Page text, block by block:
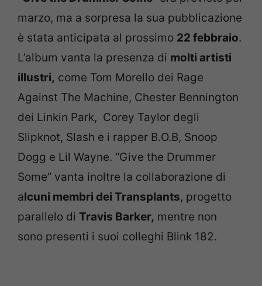
marzo, ma a sorpresa la sua pubblicazione
è stata anticipata al prossimo 22 febbraio.
L’album vanta la presenza di molti artisti
illustri, come Tom Morello dei Rage
Against The Machine, Chester Bennington
dei Linkin Park, Corey Taylor degli
Slipknot, Slash e i rapper B.O.B, Snoop
Dogg e Lil Wayne. “Give the Drummer
Some” vanta inoltre la collaborazione di
alcuni membri dei Transplants, progetto
parallelo di Travis Barker, mentre non
sono presenti i suoi colleghi Blink 182.